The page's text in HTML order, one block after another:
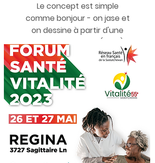
Le concept est simple
comme bonjour - on jase et
on dessine à partir d'une
même thématique (2023)!